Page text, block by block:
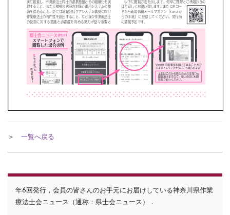
＞ 一覧へ戻る
年6回発行，会員の皆さんのお手元にお届けしている神奈川県作業
療法士会ニュース（通称：県士会ニュース）．